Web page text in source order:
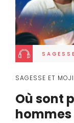
SAGESSE ET
Où sont
hommes